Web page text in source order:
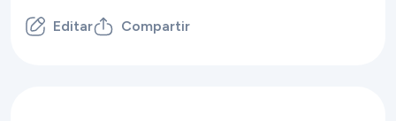
Editar Compartir